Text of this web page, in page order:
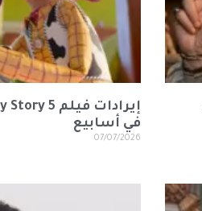
في أسابيع
07/07/2026